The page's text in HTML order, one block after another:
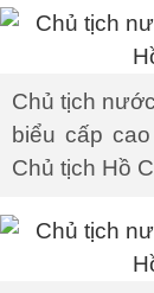
Chủ tịch
biểu cấp
Chủ tịch Hồ